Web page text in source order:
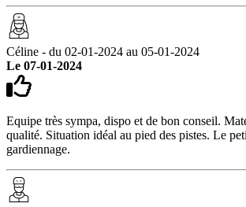
Céline - du 02-01-2024 au 05-01-2024
Le 07-01-2024
Equipe très sympa, dispo et de bon conseil.
qualité. Situation idéal au pied des pistes. Le
gardiennage.